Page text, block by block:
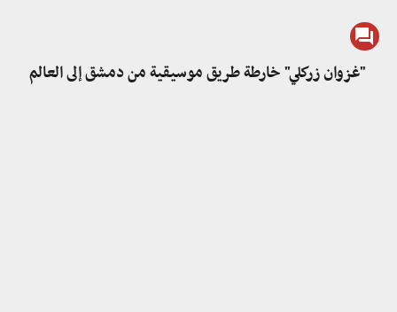
"غزوان زركلي" خارطة طريق موسيقية من دمشق إلى العالم